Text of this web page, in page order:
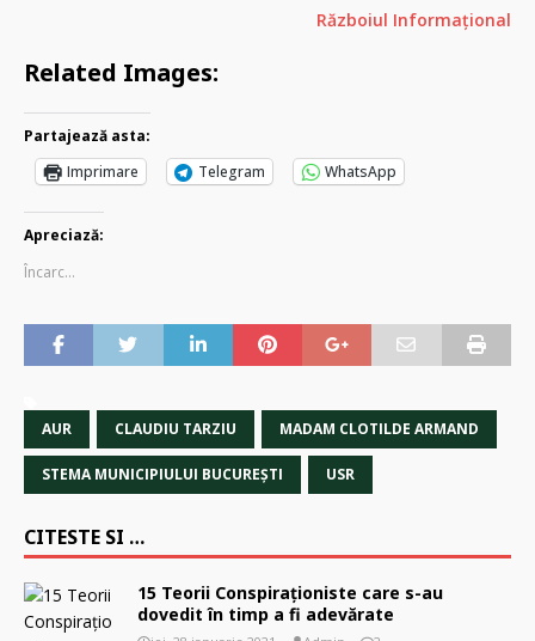
Războiul Informațional
Related Images:
Partajează asta:
Imprimare
Telegram WhatsApp
Apreciază:
Încarc...
AUR CLAUDIU TARZIU MADAM CLOTILDE ARMAND
STEMA MUNICIPIULUI BUCUREȘTI USR
CITESTE SI …
15 Teorii Conspiraţioniste care s-au
dovedit în timp a fi adevărate